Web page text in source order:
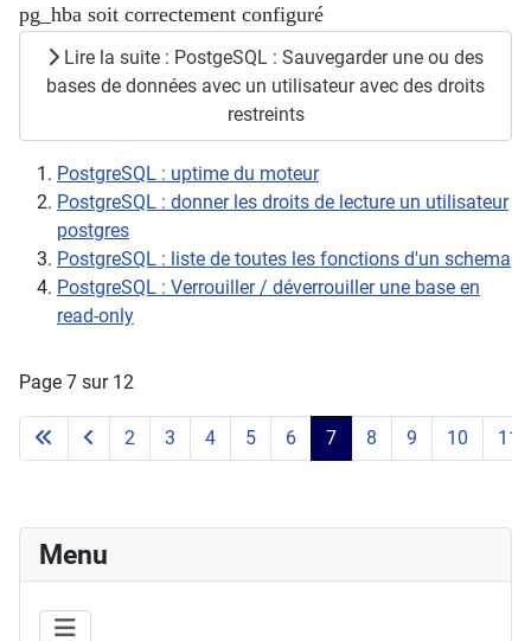
pg_hba soit correctement configuré
Lire la suite : PostgeSQL : Sauvegarder une ou des
bases de données avec un utilisateur avec des droits
restreints
PostgreSQL : uptime du moteur
PostgreSQL : donner les droits de lecture un utilisateur
postgres
PostgreSQL : liste de toutes les fonctions d'un schema
PostgreSQL : Verrouiller / déverrouiller une base en
read-only
Page 7 sur 12
2 3 4 5 6 7 8 9 10 11
Menu